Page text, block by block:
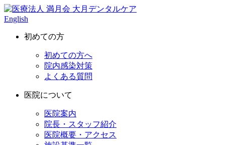
English
初めての方
初めての方へ
院内感染対策
よくある質問
医院について
医院案内
院長・スタッフ紹介
医院概要・アクセス